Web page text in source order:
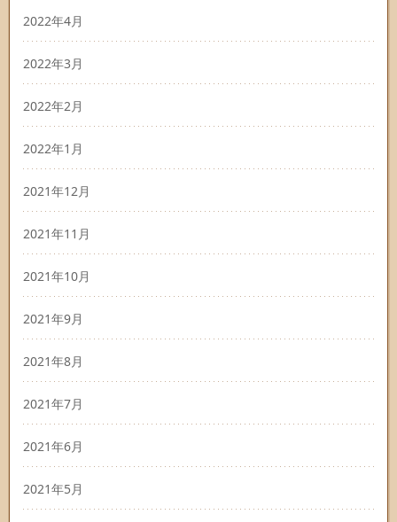
2022年4月
2022年3月
2022年2月
2022年1月
2021年12月
2021年11月
2021年10月
2021年9月
2021年8月
2021年7月
2021年6月
2021年5月